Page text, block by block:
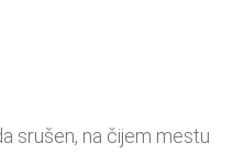
srušen, na čijem mestu